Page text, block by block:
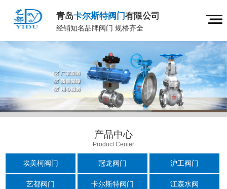
青岛卡尔斯特阀门有限公司
经销知名品牌阀门 规格齐全
产品中心
Product Center
埃美柯阀门 冠龙阀门 沪工阀门
艺都阀门 卡尔斯特阀门 江森水阀